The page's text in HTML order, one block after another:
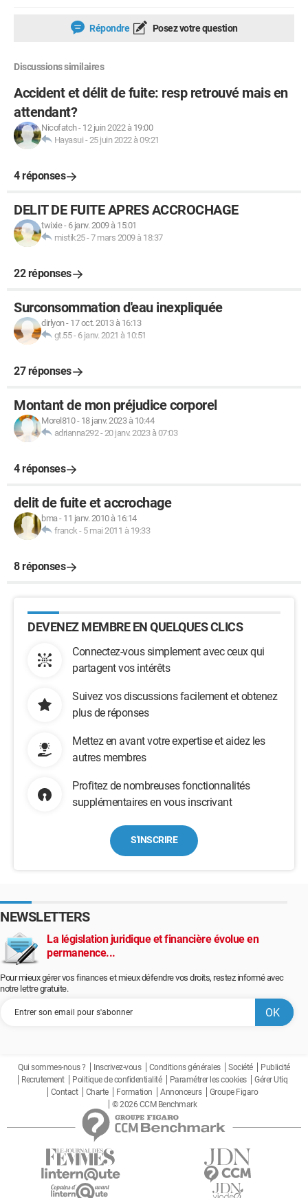
Répondre Posez votre question
Discussions similaires
Accident et délit de fuite: resp retrouvé mais en
attendant?
Nicofatch- 12 juin 2022 à 19:00
Hayasui -25 juin 2022 à 09:21
4 réponses
DELIT DE FUITE APRES ACCROCHAGE
twixie- 6 janv. 2009 à 15:01
mistik25-7 mars 2009 à 18:37
22 réponses
Surconsommation d'eau inexpliquée
dirlyon- 17 oct. 2013 à 16:13
gt.55- 6 janv. 2021 à 10:51
27 réponses
Montant de mon préjudice corporel
Morel810- 18 janv. 2023 à 10:44
adrianna292-20 janv. 2023 à 07:03
4 réponses
delit de fuite et accrochage
bma- 11 janv. 2010 à 16:14
franck - 5 mai 2011 à 19:33
8 réponses
DEVENEZ MEMBRE EN QUELQUES CLICS
Connectez-vous simplement avec ceux qui
partagent vos intérêts
Suivez vos discussions facilement et obtenez
plus de réponses
Mettez en avant votre expertise et aidez les
autres membres
Profitez de nombreuses fonctionnalités
supplémentaires en vous inscrivant
S'INSCRIRE
NEWSLETTERS
La législation juridique et financière évolue en
permanence...
Pour mieux gérer vos finances et mieux défendre vos droits, restez informé avec
notre lettre gratuite.
Qui sommes-nous ? Inscrivez-vous Conditions générales Société
Publicité
Recrutement
Politique de confidentialité Paramétrer les cookies
Gérer Utiq
Contact
Charte Formation Annonceurs
Groupe Figaro
© 2026 CCM Benchmark